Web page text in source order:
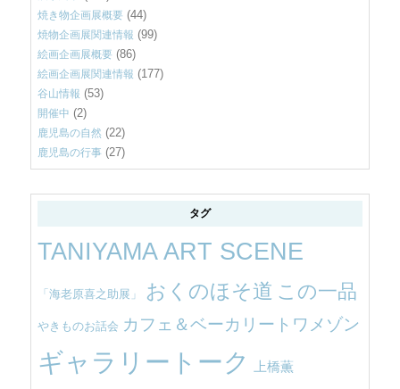
焼き物企画展概要 (44)
焼物企画展関連情報 (99)
絵画企画展概要 (86)
絵画企画展関連情報 (177)
谷山情報 (53)
開催中 (2)
鹿児島の自然 (22)
鹿児島の行事 (27)
タグ
TANIYAMA ART SCENE
「海老原喜之助展」 おくのほそ道 この一品
やきものお話会 カフェ＆ベーカリートワメゾン
ギャラリートーク 上橋薫